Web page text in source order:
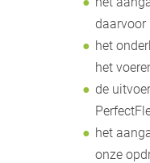
daarvoor
het
het
de
het
onze